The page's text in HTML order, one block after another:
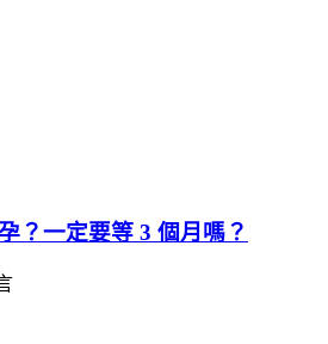
？一定要等 3 個月嗎？